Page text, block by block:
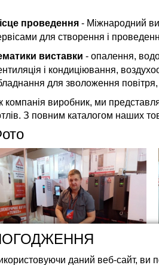
проведення - Міжнародний
для створення і
виставки - опалення,
і кондиціювання,
для зволоження повітря,
компанія виробник, ми
З повним каталогом наших
даний веб-сайт, ви